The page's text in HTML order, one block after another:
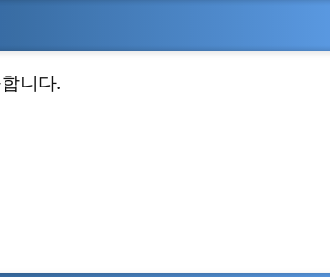
니다.